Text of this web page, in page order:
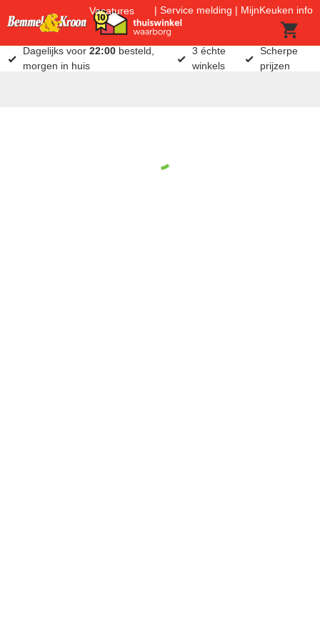
Vacatures Service melding MijnKeuken info
Dagelijks voor22:00 besteld,
morgen in huis
3 échte
winkels
Scherpe
prijzen